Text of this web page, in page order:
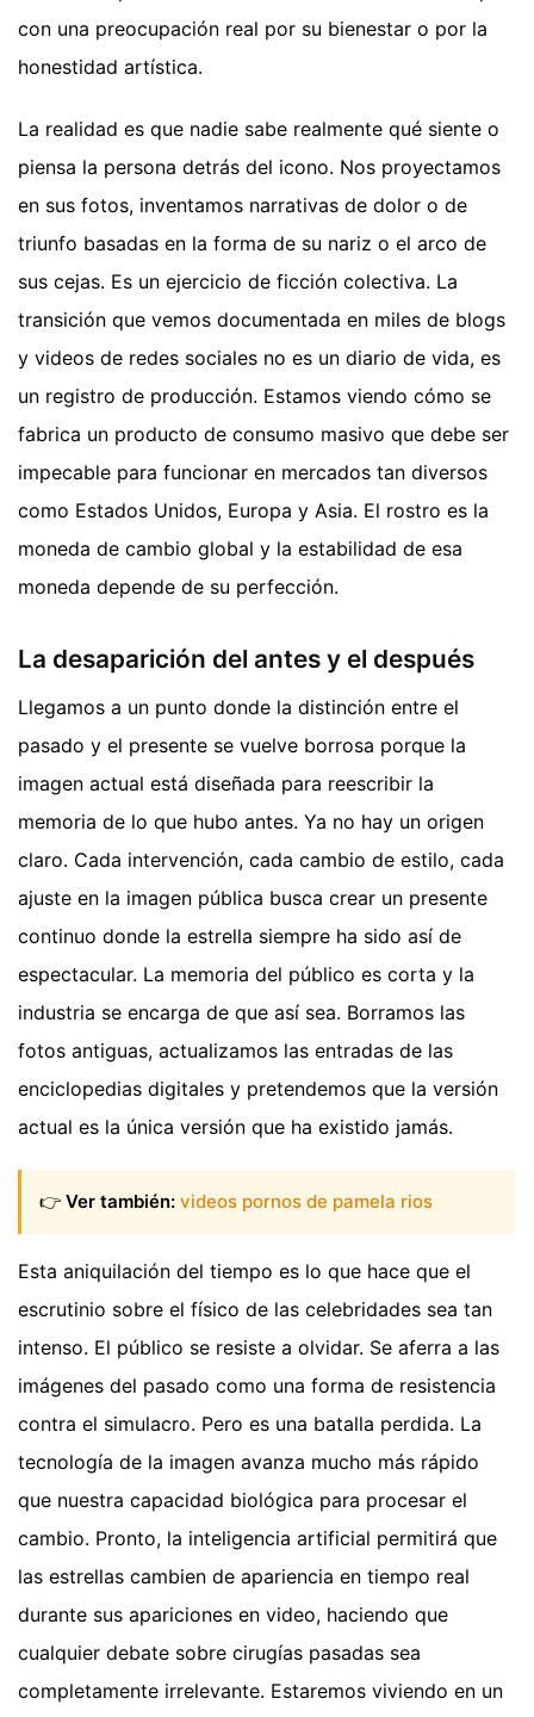
con una preocupación real por su bienestar o por la
honestidad artística.
La realidad es que nadie sabe realmente qué siente o
piensa la persona detrás del icono. Nos proyectamos
en sus fotos, inventamos narrativas de dolor o de
triunfo basadas en la forma de su nariz o el arco de
sus cejas. Es un ejercicio de ficción colectiva. La
transición que vemos documentada en miles de blogs
y videos de redes sociales no es un diario de vida, es
un registro de producción. Estamos viendo cómo se
fabrica un producto de consumo masivo que debe ser
impecable para funcionar en mercados tan diversos
como Estados Unidos, Europa y Asia. El rostro es la
moneda de cambio global y la estabilidad de esa
moneda depende de su perfección.
La desaparición del antes y el después
Llegamos a un punto donde la distinción entre el
pasado y el presente se vuelve borrosa porque la
imagen actual está diseñada para reescribir la
memoria de lo que hubo antes. Ya no hay un origen
claro. Cada intervención, cada cambio de estilo, cada
ajuste en la imagen pública busca crear un presente
continuo donde la estrella siempre ha sido así de
espectacular. La memoria del público es corta y la
industria se encarga de que así sea. Borramos las
fotos antiguas, actualizamos las entradas de las
enciclopedias digitales y pretendemos que la versión
actual es la única versión que ha existido jamás.
👉 Ver también: videos pornos de pamela rios
Esta aniquilación del tiempo es lo que hace que el
escrutinio sobre el físico de las celebridades sea tan
intenso. El público se resiste a olvidar. Se aferra a las
imágenes del pasado como una forma de resistencia
contra el simulacro. Pero es una batalla perdida. La
tecnología de la imagen avanza mucho más rápido
que nuestra capacidad biológica para procesar el
cambio. Pronto, la inteligencia artificial permitirá que
las estrellas cambien de apariencia en tiempo real
durante sus apariciones en video, haciendo que
cualquier debate sobre cirugías pasadas sea
completamente irrelevante. Estaremos viviendo en un